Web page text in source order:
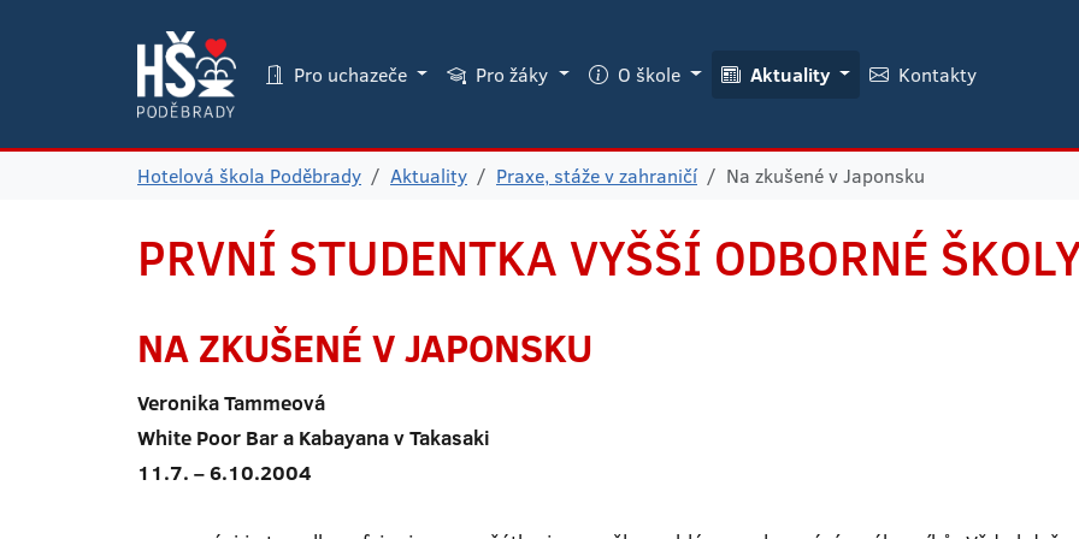
Pro uchazeče Pro žáky O škole Aktuality Kontakty
Hotelová škola Poděbrady Aktuality Praxe, stáže v zahraničí Na zkušené v Japonsku
PRVNÍ STUDENTKA VYŠŠÍ ODBORNÉ
NA ZKUŠENÉ V JAPONSKU
Veronika Tammeová
White Poor Bar a Kabayana v Takasaki
11.7. – 6.10.2004